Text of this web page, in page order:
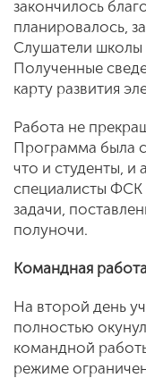
закончилось
планировалось,
Слушатели школы
Полученные
карту развития
Работа не
Программа была
что и студенты,
специалисты ФСК
задачи,
полуночи.
Командная
На второй день
полностью
командной
режиме